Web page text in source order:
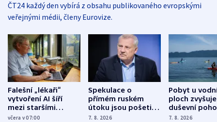
ČT24 každý den vybírá z obsahu publikovaného evropskými
veřejnými médii, členy Eurovize.
Falešní „lékaři“
vytvoření AI šíří
mezi staršími
Poláky nebezpečné
včera v 07:00
Spekulace o
přímém ruském
útoku jsou pošetilé,
míní estonský
7. 8. 2026
Pobyt u
ploch zvyšuje
duševní
ukázala
7. 8. 2026